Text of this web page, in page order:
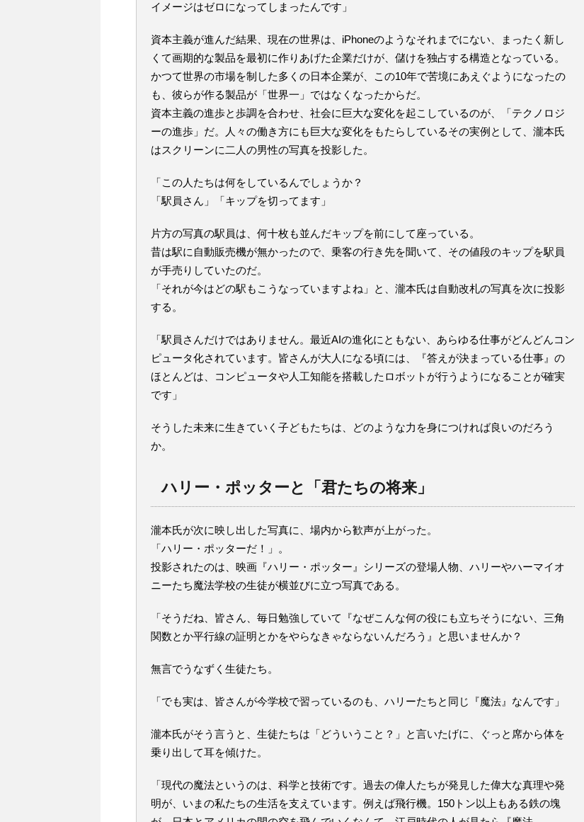
イメージはゼロになってしまったんです」
資本主義が進んだ結果、現在の世界は、iPhoneのようなそれまでにない、まったく新し
くて画期的な製品を最初に作りあげた企業だけが、儲けを独占する構造となっている。
かつて世界の市場を制した多くの日本企業が、この10年で苦境にあえぐようになったの
も、彼らが作る製品が「世界一」ではなくなったからだ。
資本主義の進歩と歩調を合わせ、社会に巨大な変化を起こしているのが、「テクノロジ
ーの進歩」だ。人々の働き方にも巨大な変化をもたらしているその実例として、瀧本氏
はスクリーンに二人の男性の写真を投影した。
「この人たちは何をしているんでしょうか？
「駅員さん」「キップを切ってます」
片方の写真の駅員は、何十枚も並んだキップを前にして座っている。
昔は駅に自動販売機が無かったので、乗客の行き先を聞いて、その値段のキップを駅員
が手売りしていたのだ。
「それが今はどの駅もこうなっていますよね」と、瀧本氏は自動改札の写真を次に投影
する。
「駅員さんだけではありません。最近AIの進化にともない、あらゆる仕事がどんどんコン
ピュータ化されています。皆さんが大人になる頃には、『答えが決まっている仕事』の
ほとんどは、コンピュータや人工知能を搭載したロボットが行うようになることが確実
です」
そうした未来に生きていく子どもたちは、どのような力を身につければ良いのだろう
か。
ハリー・ポッターと「君たちの将来」
瀧本氏が次に映し出した写真に、場内から歓声が上がった。
「ハリー・ポッターだ！」。
投影されたのは、映画『ハリー・ポッター』シリーズの登場人物、ハリーやハーマイオ
ニーたち魔法学校の生徒が横並びに立つ写真である。
「そうだね、皆さん、毎日勉強していて『なぜこんな何の役にも立ちそうにない、三角
関数とか平行線の証明とかをやらなきゃならないんだろう』と思いませんか？
無言でうなずく生徒たち。
「でも実は、皆さんが今学校で習っているのも、ハリーたちと同じ『魔法』なんです」
瀧本氏がそう言うと、生徒たちは「どういうこと？」と言いたげに、ぐっと席から体を
乗り出して耳を傾けた。
「現代の魔法というのは、科学と技術です。過去の偉人たちが発見した偉大な真理や発
明が、いまの私たちの生活を支えています。例えば飛行機。150トン以上もある鉄の塊